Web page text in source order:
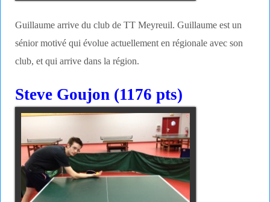
Guillaume arrive du club de TT Meyreuil. Guillaume est un
sénior motivé qui évolue actuellement en régionale avec son
club, et qui arrive dans la région.
Steve Goujon (1176 pts)